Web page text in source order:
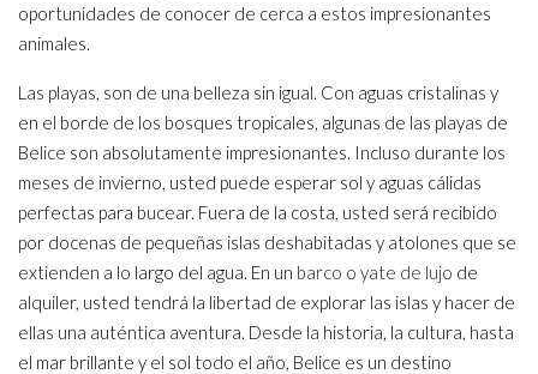
oportunidades de conocer de cerca a estos impresionantes
animales.
Las playas, son de una belleza sin igual. Con aguas cristalinas y
en el borde de los bosques tropicales, algunas de las playas de
Belice son absolutamente impresionantes. Incluso durante los
meses de invierno, usted puede esperar sol y aguas cálidas
perfectas para bucear. Fuera de la costa, usted será recibido
por docenas de pequeñas islas deshabitadas y atolones que se
extienden a lo largo del agua. En un barco o yate de lujo de
alquiler, usted tendrá la libertad de explorar las islas y hacer de
ellas una auténtica aventura. Desde la historia, la cultura, hasta
el mar brillante y el sol todo el año, Belice es un destino